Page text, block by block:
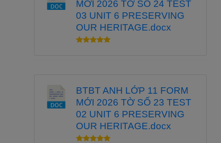
MỚI 2026 TỜ SỐ 24 TEST
03 UNIT 6 PRESERVING
OUR HERITAGE.docx
BTBT ANH LỚP 11 FORM
MỚI 2026 TỜ SỐ 23 TEST
02 UNIT 6 PRESERVING
OUR HERITAGE.docx